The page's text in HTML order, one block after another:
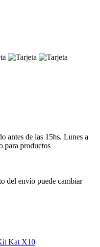
antes de las 15hs. Lunes a
para productos
del envío puede cambiar